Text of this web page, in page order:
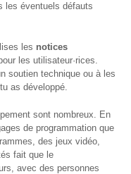
les éventuels défauts
les notices
les utilisateur·rices.
soutien technique ou à les
as développé.
sont nombreux. En
de programmation que
des jeux vidéo,
fait que le
avec des personnes